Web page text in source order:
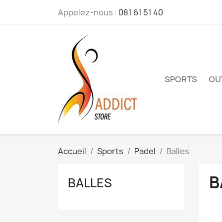
Appelez-nous : 081 61 51 40
SPORTS
Accueil Sports Padel Balles
BALLES